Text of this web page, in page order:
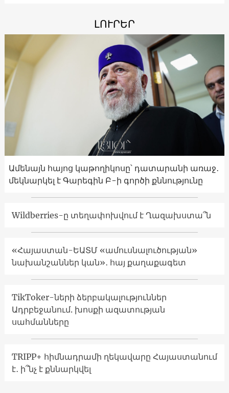
ԼՈՒՐԵՐ
Ամենայն հայոց կաթողիկոսը՝ դատարանի առաջ․
մեկնարկել է Գարեգին Բ-ի գործի քննությունը
Wildberries-ը տեղափոխվում է Ղազախստա՞ն
«Հայաստան-ԵԱՏՄ «ամուսնալուծության»
նախանշաններ կան»․ հայ քաղաքագետ
TikToker-ների ձերբակալություններ
Ադրբեջանում. խոսքի ազատության
սահմանները
TRIPP+ հիմնադրամի ղեկավարը Հայաստանում
է․ ի՞նչ է քննարկվել